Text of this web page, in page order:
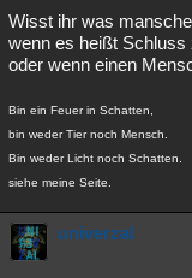
Wisst ihr was
wenn es heißt Schluss
oder wenn einen
Bin ein Feuer in Schatten,
bin weder Tier noch Mensch.
Bin weder Licht noch Schatten.
siehe meine Seite.
univerzal